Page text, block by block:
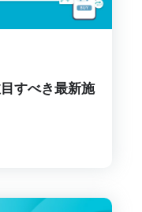
すべき最新施